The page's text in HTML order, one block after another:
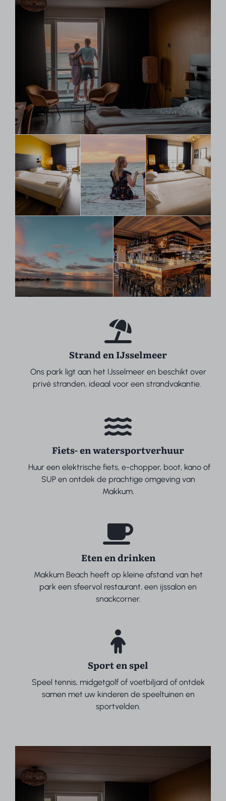
Strand en IJsselmeer
Ons park ligt aan het IJsselmeer en beschikt over
privé stranden, ideaal voor een strandvakantie.
Fiets- en watersportverhuur
Huur een elektrische fiets, e-chopper, boot, kano of
SUP en ontdek de prachtige omgeving van
Makkum.
Eten en drinken
Makkum Beach heeft op kleine afstand van het
park een sfeervol restaurant, een ijssalon en
snackcorner.
Sport en spel
Speel tennis, midgetgolf of voetbiljard of ontdek
samen met uw kinderen de speeltuinen en
sportvelden.